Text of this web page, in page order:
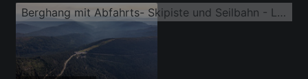
Berghang mit Abfahrts- Skipiste und Seilbahn - Liftanlage Seibelseckle in Seebach